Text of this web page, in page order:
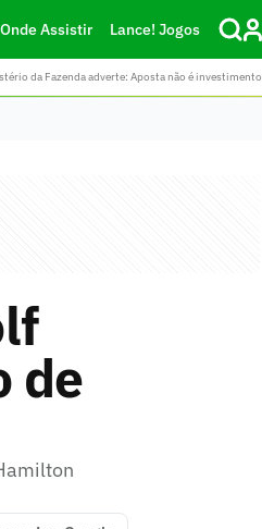
Onde Assistir Lance! Jogos
da Fazenda adverte: Aposta não é investimento
de